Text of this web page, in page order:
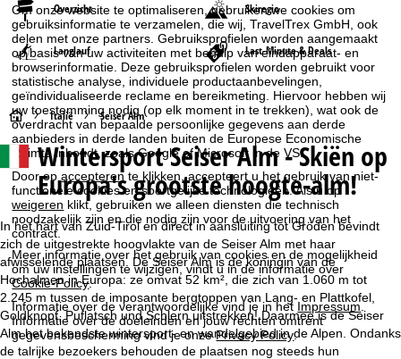
Om onze website te optimaliseren, gebruiken we cookies om
gebruiksinformatie te verzamelen, die wij, TravelTrex GmbH, ook
delen met onze partners. Gebruiksprofielen worden aangemaakt
op basis van uw activiteiten met behulp van eindapparaat- en
browserinformatie. Deze gebruiksprofielen worden gebruikt voor
statistische analyse, individuele productaanbevelingen,
geïndividualiseerde reclame en bereikmeting. Hiervoor hebben wij
uw toestemming nodig (op elk moment in te trekken), wat ook de
overdracht van bepaalde persoonlijke gegevens aan derde
aanbieders in derde landen buiten de Europese Economische
Ruimte inhoudt, zoals Google of Microsoft in de VS.
Door opaccepteren te klikken, accepteert u het gebruik van niet-
functionele cookies en soortgelijke technologieën. Als u op
weigeren klikt, gebruiken we alleen diensten die technisch
noodzakelijk zijn en die nodig zijn voor de uitvoering van het
contract.
Meer informatie over het gebruik van cookies en de mogelijkheid
om uw instellingen te wijzigen, vindt u in de informatie over
Cookie-Policy.
Informatie over de verantwoordelijke vind je in het Impressum.
Informatie over de doeleinden en jouw rechten omtrent
gegevensbescherming vind je onzePrivacy Policy.
Overzicht Skiregio
Langlauf Last-Minute & Deals
S
t
a
r
t
p
a
Italië Seiser Alm
Wintersport Seiser Alm - Skiën op
Europa's grootste hoogte-alm!
In het hart van Zuid-Tirol en direct in aansluiting tot Gröden bevindt
zich de uitgestrekte hoogvlakte van de Seiser Alm met haar
afwisselende plaatsen. De Seiser Alm is de koningin van de
Hochalmen in Europa: ze omvat 52 km², die zich van 1.060 m tot
2.245 m tussen de imposante bergtoppen van Lang- en Plattkofel,
Goldknopf, Puflatsch und Schlern uitstrekken! Daarmee is de Seiser
Alm het bekendste wintersport- en wandelgebied in de Alpen. Ondanks
de talrijke bezoekers behouden de plaatsen nog steeds hun